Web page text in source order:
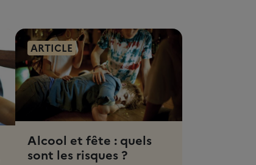
ARTICLE
Alcool et fête : quels
sont les risques ?